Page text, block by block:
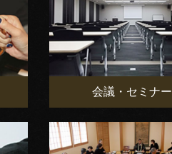
会議・セミナー